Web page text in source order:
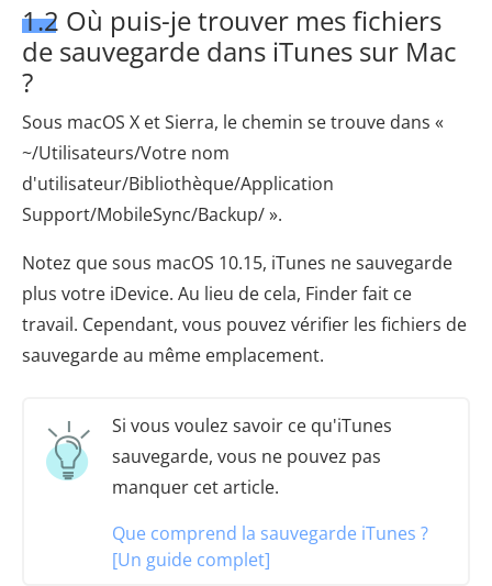
1.2 Où puis-je trouver mes fichiers
de sauvegarde dans iTunes sur Mac
?
Sous macOS X et Sierra, le chemin se trouve dans «
~/Utilisateurs/Votre nom
d'utilisateur/Bibliothèque/Application
Support/MobileSync/Backup/ ».
Notez que sous macOS 10.15, iTunes ne sauvegarde
plus votre iDevice. Au lieu de cela, Finder fait ce
travail. Cependant, vous pouvez vérifier les fichiers de
sauvegarde au même emplacement.
Si vous voulez savoir ce qu'iTunes
sauvegarde, vous ne pouvez pas
manquer cet article.
Que comprend la sauvegarde iTunes ?
[Un guide complet]